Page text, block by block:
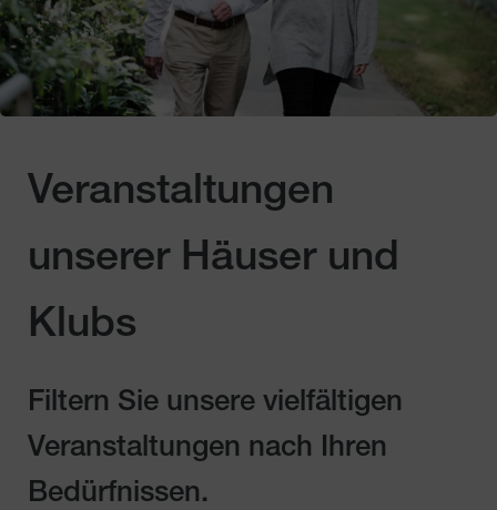
Veranstaltungen
unserer Häuser und
Klubs
Filtern Sie unsere vielfältigen
Veranstaltungen nach Ihren
Bedürfnissen.